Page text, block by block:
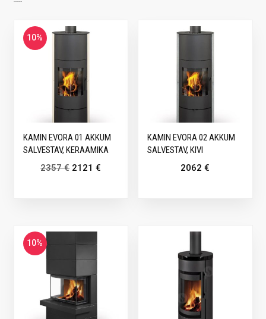
10%
KAMIN EVORA 01 AKKUM
SALVESTAV, KERAAMIKA
2357€ 2121€
KAMIN EVORA 02 AKKUM
SALVESTAV, KIVI
2062€
10%